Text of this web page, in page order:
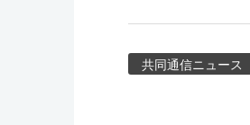
共同通信ニュース